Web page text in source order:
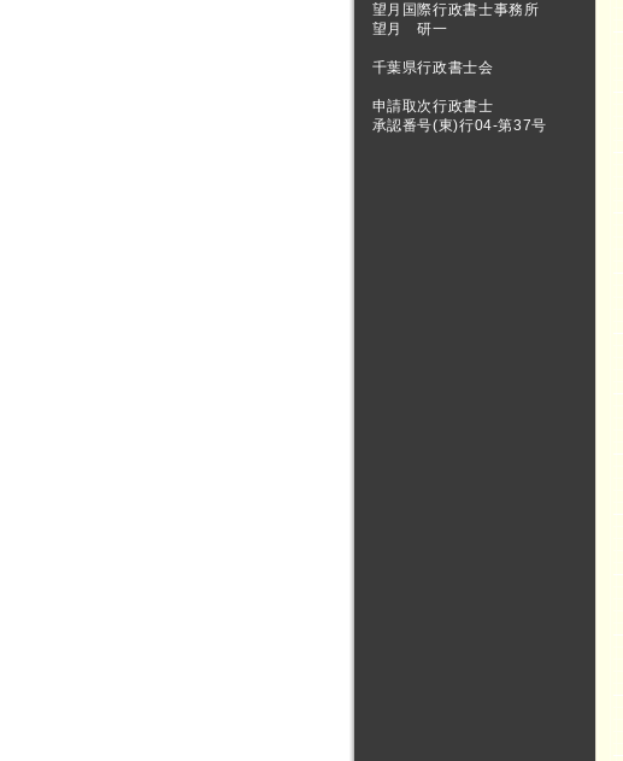
望月国際行政書士事務所
望月 研一
千葉県行政書士会
申請取次行政書士
承認番号(東)行04-第37号